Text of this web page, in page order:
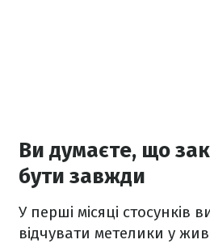
Ви думаєте, що
бути завжди
У перші місяці стосунків
відчувати метелики у